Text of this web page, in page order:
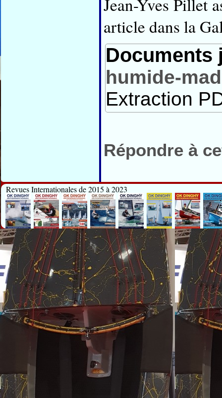
article dans la
Documents
humide-
Extraction
Répondre à
Revues Internationales de 2015 à 2023